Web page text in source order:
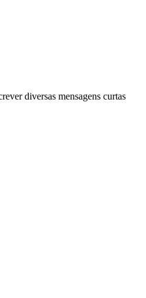
diversas mensagens curtas